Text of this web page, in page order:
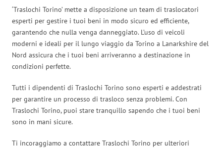
‘Traslochi Torino’ mette a disposizione un team di traslocatori
esperti per gestire i tuoi beni in modo sicuro ed efficiente,
garantendo che nulla venga danneggiato. L’uso di veicoli
moderni e ideali per il lungo viaggio da Torino a Lanarkshire del
Nord assicura che i tuoi beni arriveranno a destinazione in
condizioni perfette.
Tutti i dipendenti di Traslochi Torino sono esperti e addestrati
per garantire un processo di trasloco senza problemi. Con
Traslochi Torino, puoi stare tranquillo sapendo che i tuoi beni
sono in mani sicure.
Ti incoraggiamo a contattare Traslochi Torino per ulteriori